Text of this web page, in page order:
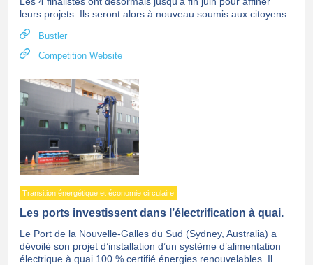
leurs projets. Ils seront alors à nouveau soumis aux citoyens.
Bustler
Competition Website
Transition énergétique et économie circulaire
Les ports investissent dans l’électrification à quai.
Le Port de la Nouvelle-Galles du Sud (Sydney, Australia) a
dévoilé son projet d’installation d’un système d’alimentation
électrique à quai 100 % certifié énergies renouvelables. Il